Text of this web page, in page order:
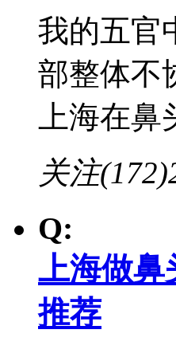
我的五官
部整体不
上海在鼻
关注(172)
Q:
上海做鼻
推荐